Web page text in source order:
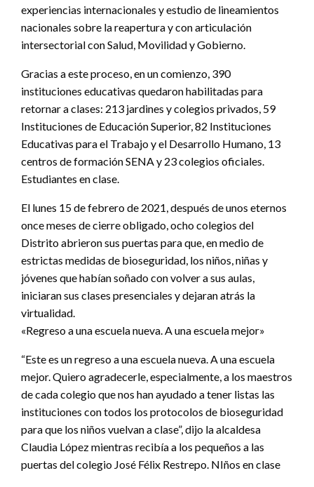
experiencias internacionales y estudio de lineamientos
nacionales sobre la reapertura y con articulación
intersectorial con Salud, Movilidad y Gobierno.
Gracias a este proceso, en un comienzo, 390
instituciones educativas quedaron habilitadas para
retornar a clases: 213 jardines y colegios privados, 59
Instituciones de Educación Superior, 82 Instituciones
Educativas para el Trabajo y el Desarrollo Humano, 13
centros de formación SENA y 23 colegios oficiales.
Estudiantes en clase.
El lunes 15 de febrero de 2021, después de unos eternos
once meses de cierre obligado, ocho colegios del
Distrito abrieron sus puertas para que, en medio de
estrictas medidas de bioseguridad, los niños, niñas y
jóvenes que habían soñado con volver a sus aulas,
iniciaran sus clases presenciales y dejaran atrás la
virtualidad.
«Regreso a una escuela nueva. A una escuela mejor»
“Este es un regreso a una escuela nueva. A una escuela
mejor. Quiero agradecerle, especialmente, a los maestros
de cada colegio que nos han ayudado a tener listas las
instituciones con todos los protocolos de bioseguridad
para que los niños vuelvan a clase”, dijo la alcaldesa
Claudia López mientras recibía a los pequeños a las
puertas del colegio José Félix Restrepo. NIños en clase